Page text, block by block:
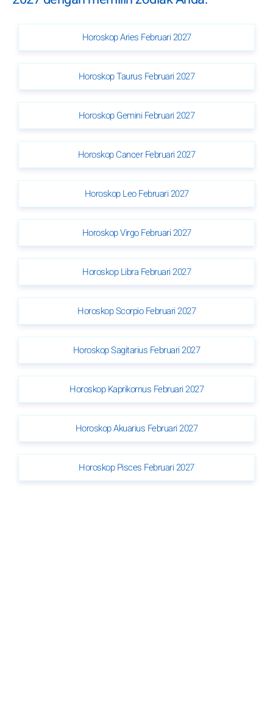
Horoskop Aries Februari 2027
Horoskop Taurus Februari 2027
Horoskop Gemini Februari 2027
Horoskop Cancer Februari 2027
Horoskop Leo Februari 2027
Horoskop Virgo Februari 2027
Horoskop Libra Februari 2027
Horoskop Scorpio Februari 2027
Horoskop Sagitarius Februari 2027
Horoskop Kaprikornus Februari 2027
Horoskop Akuarius Februari 2027
Horoskop Pisces Februari 2027